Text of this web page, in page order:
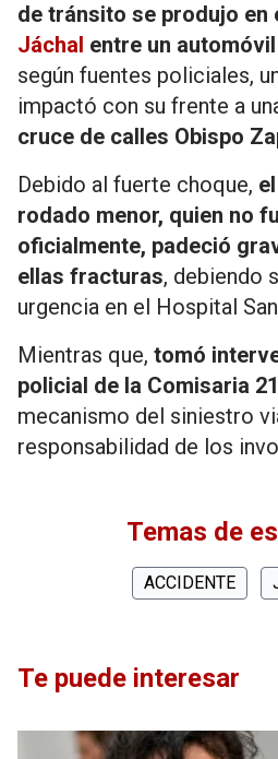
de tránsito se produjo en
Jáchal entre un
según fuentes policiales,
impactó con su frente a
cruce de calles Obispo
Debido al fuerte choque,
rodado menor, quien no
oficialmente, padeció
ellas fracturas, debiendo
urgencia en el Hospital
Mientras que, tomó
policial de la Comisaria
mecanismo del siniestro
responsabilidad de los
Temas de
ACCIDENTE
Te puede interesar